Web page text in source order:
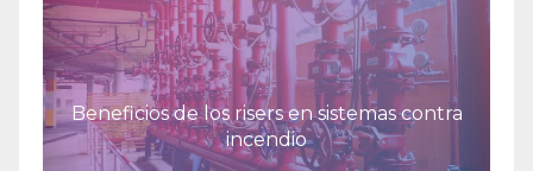
Beneficios de los risers en sistemas contra
incendio